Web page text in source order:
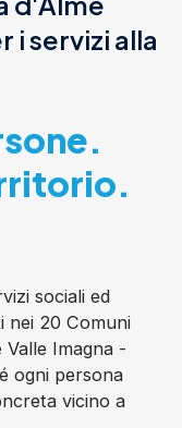
i servizi alla
sociali ed
nei 20 Comuni
Valle Imagna -
ogni persona
vicino a